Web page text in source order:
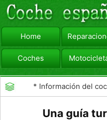
Home
Coches
viajar
* Información del
Una guía